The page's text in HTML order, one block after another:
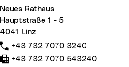
Neues Rathaus
Hauptstraße 1 - 5
4041 Linz
Telefon:
+43 732 7070 3240
Fax:
+43 732 7070 543240